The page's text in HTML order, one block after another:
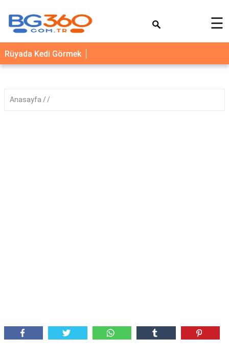
YEMEK
TARİFLERİ
☰
Rüyada Kedi Görmek
Anasayfa